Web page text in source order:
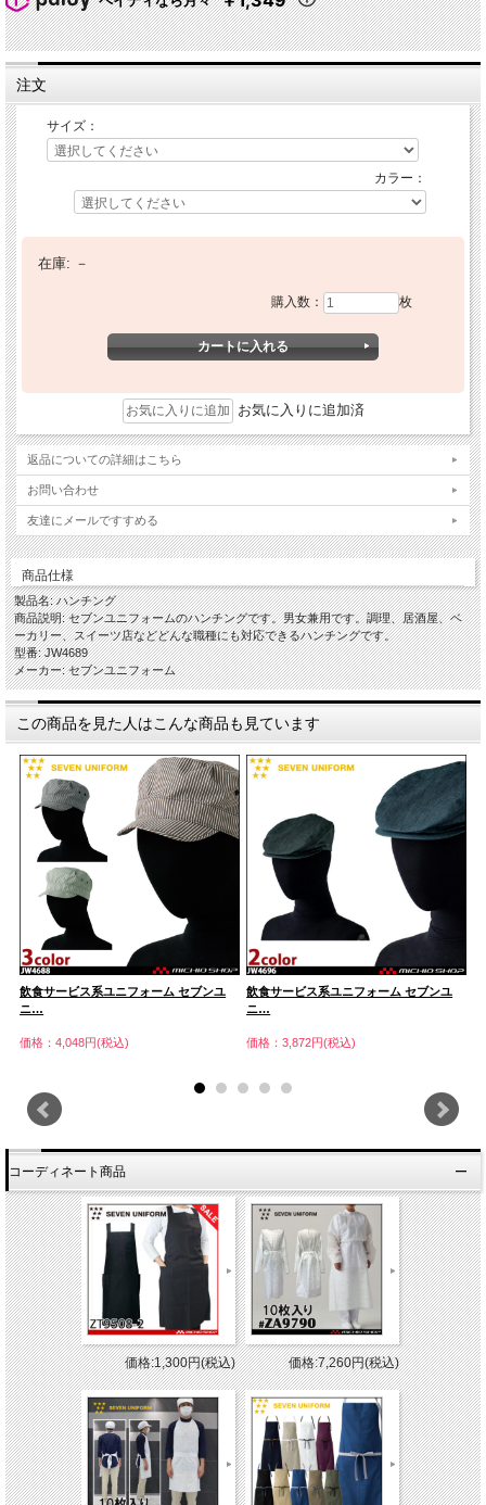
注文
サイズ：
カラー：
在庫: －
購入数： 枚
お気に入りに追加済
返品についての詳細はこちら
お問い合わせ
友達にメールですすめる
商品仕様
製品名: ハンチング
商品説明: セブンユニフォームのハンチングです。男女兼用です。調理、居酒屋、ベ
ーカリー、スイーツ店などどんな職種にも対応できるハンチングです。
型番: JW4689
メーカー: セブンユニフォーム
この商品を見た人はこんな商品も見ています
飲食サービス系ユニフォーム セブンユ
ニ…
価格：4,048円(税込)
飲食サービス系ユニフォーム セブンユ
ニ…
価格：3,872円(税込)
コーディネート商品
価格:1,300円(税込) 価格:7,260円(税込)